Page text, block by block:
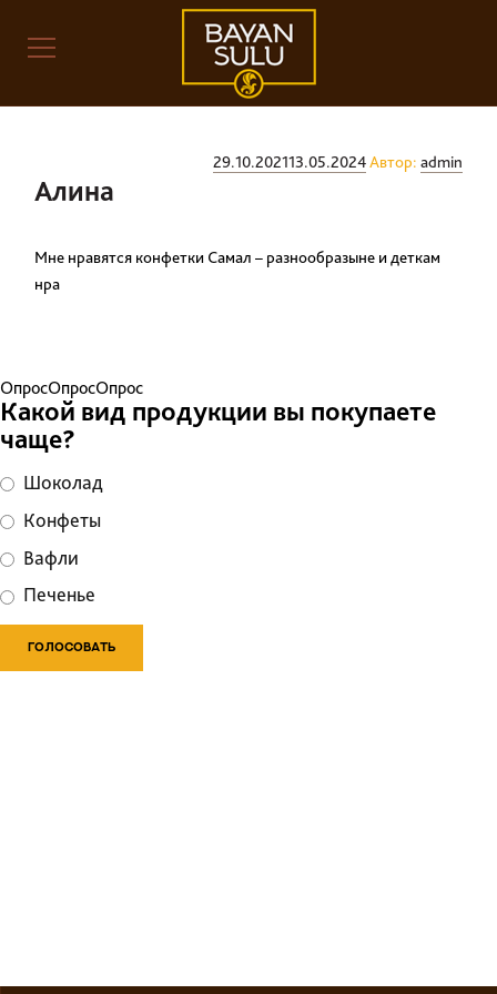
Опубликовано
29.10.202113.05.2024Автор: admin
Алина
Мне нравятся конфетки Самал – разнообразыне и деткам
нра
ОпросОпросОпрос
Какой вид продукции вы покупаете
чаще?
Шоколад
Конфеты
Вафли
Печенье